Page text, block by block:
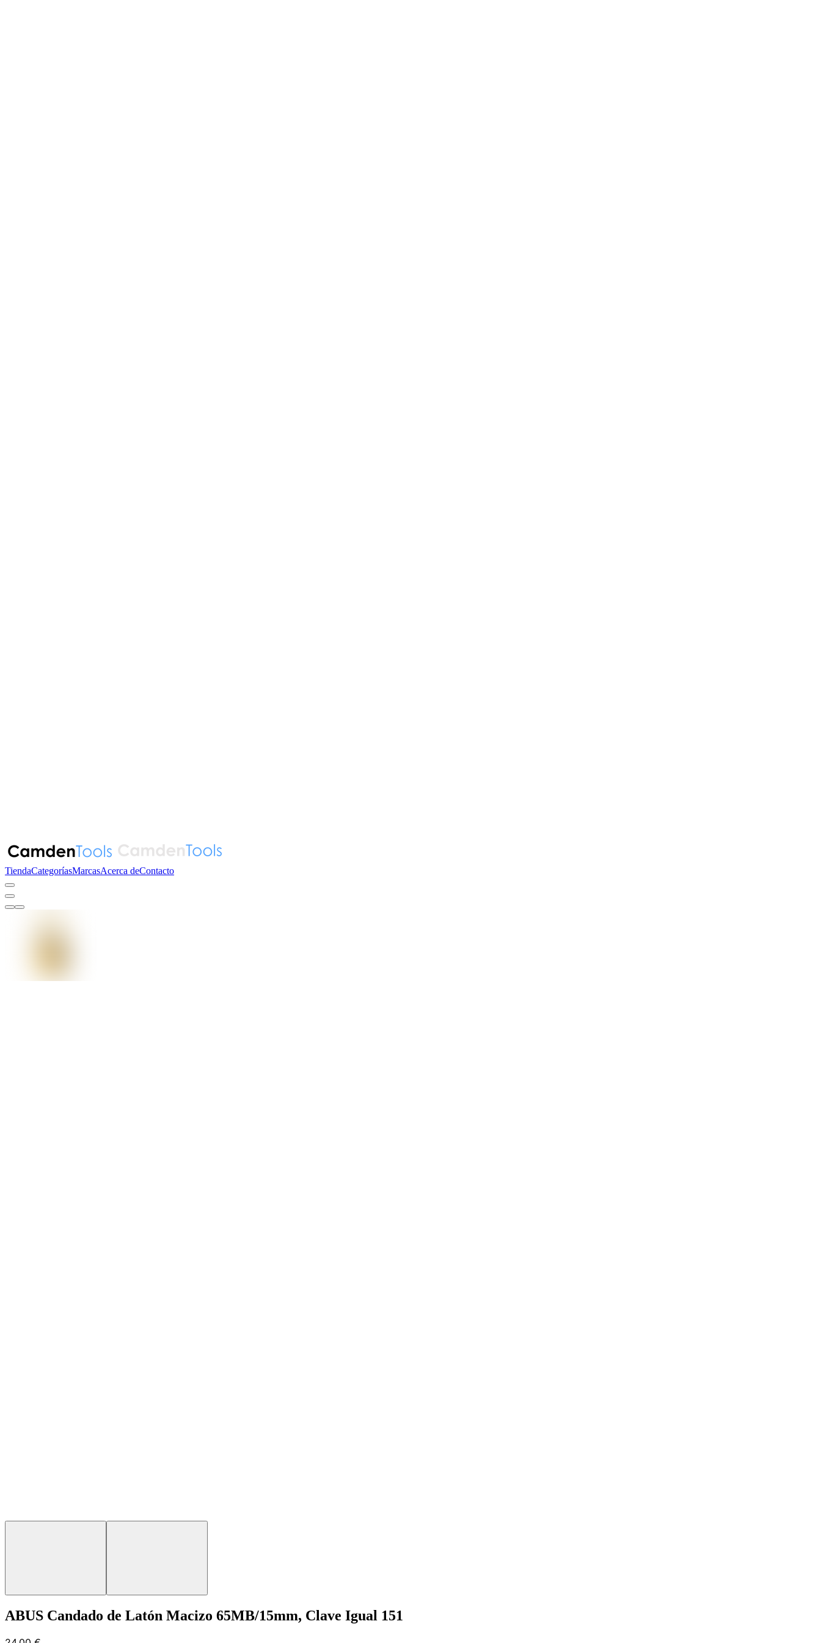
TiendaCategoríasMarcasAcerca deContacto
ABUS Candado de Latón Macizo 65MB/15mm, Clave Igual 151